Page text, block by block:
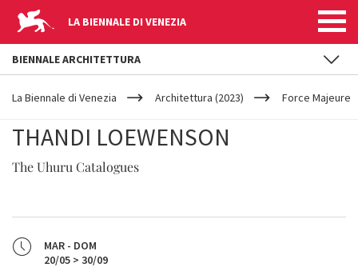
LA BIENNALE DI VENEZIA
YOUR
ARE
La Biennale di Venezia Architettura (2023) Force Majeure
THANDI LOEWENSON
The Uhuru Catalogues
MAR - DOM
20/05 > 30/09
BIENNALE ARCHITETTURA